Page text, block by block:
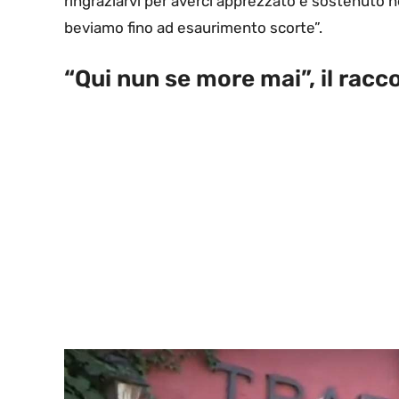
beviamo fino ad esaurimento scorte”.
“Qui nun se more mai”, il